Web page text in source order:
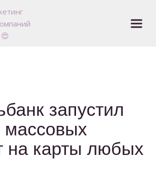
запустил
массовых
на карты любых